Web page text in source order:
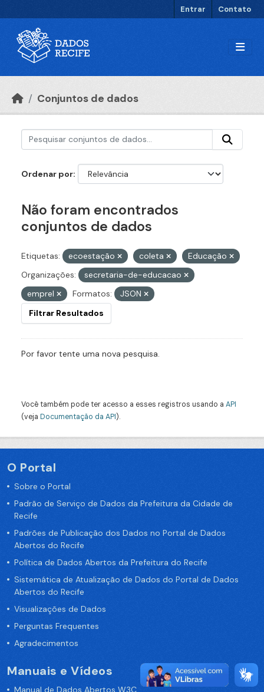
Entrar Contato
Conjuntos de dados
Ordenar por
Não foram encontrados
conjuntos de dados
Etiquetas: ecoestação coleta
Educação
Organizações:
secretaria-de-educacao
emprel
Formatos:
JSON
Filtrar Resultados
Por favor tente uma nova pesquisa.
Você também pode ter acesso a esses registros usando a API
(veja Documentação da API).
O Portal
Sobre o Portal
Padrão de Serviço de Dados da Prefeitura da Cidade de
Recife
Padrões de Publicação dos Dados no Portal de Dados
Abertos do Recife
Política de Dados Abertos da Prefeitura do Recife
Sistemática de Atualização de Dados do Portal de Dados
Abertos do Recife
Visualizações de Dados
Perguntas Frequentes
Agradecimentos
Manuais e Vídeos
Manual de Dados Abertos W3C